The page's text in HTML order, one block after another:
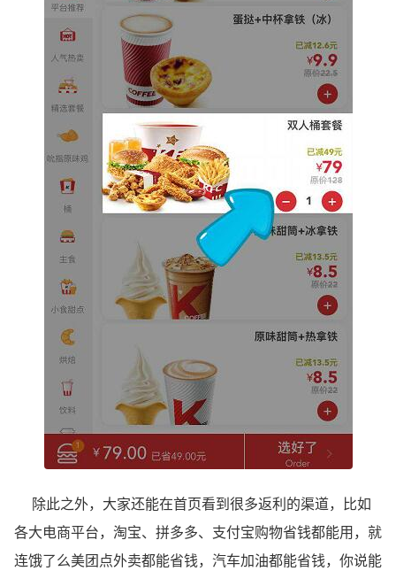
除此之外，大家还能在首页看到很多返利的渠道，比如
各大电商平台，淘宝、拼多多、支付宝购物省钱都能用，就
连饿了么美团点外卖都能省钱，汽车加油都能省钱，你说能